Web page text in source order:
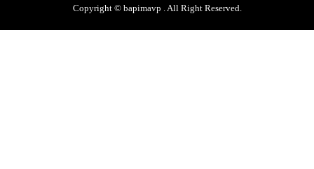
Copyright © bapimavp . All Right Reserved.